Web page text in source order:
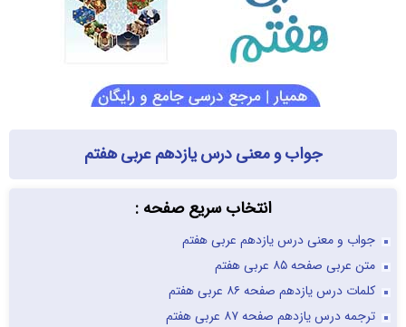
جواب و معنی درس یازدهم عربی هفتم
انتخاب سریع صفحه :
جواب و معنی درس یازدهم عربی هفتم
متن عربی صفحه ۸۵ عربی هفتم
کلمات درس یازدهم صفحه ۸۶ عربی هفتم
ترجمه درس یازدهم صفحه ۸۷ عربی هفتم